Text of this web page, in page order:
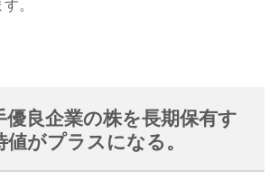
。
優良企業の株を長期保有す
値がプラスになる。